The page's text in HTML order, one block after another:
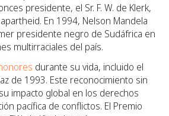
presidente, el Sr. F. W. de Klerk,
En 1994, Nelson Mandela
presidente negro de Sudáfrica en
multirraciales del país.
durante su vida, incluido el
de 1993. Este reconocimiento sin
impacto global en los derechos
pacífica de conflictos. El Premio